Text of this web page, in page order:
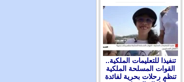
تنفيذا للتعليمات الملكية..
القوات المسلحة الملكية
تنظم رحلات بحرية لفائدة